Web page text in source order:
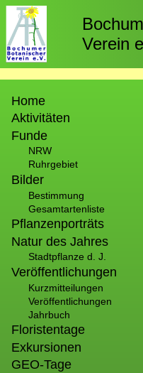
Direkt
zum
Inhalt
Verein
Home
Aktivitäten
Funde
NRW
Ruhrgebiet
Bilder
Bestimmung
Gesamtartenliste
Pflanzenporträts
Natur des Jahres
Stadtpflanze d. J.
Veröffentlichungen
Kurzmitteilungen
Veröffentlichungen
Jahrbuch
Floristentage
Exkursionen
GEO-Tage